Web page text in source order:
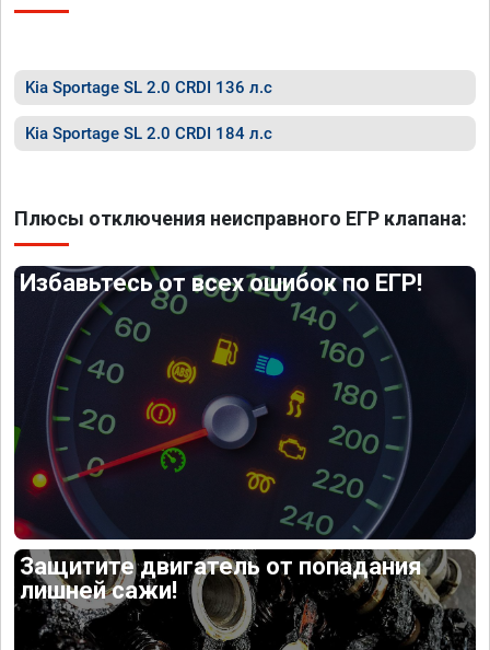
Kia Sportage SL 2.0 CRDI 136 л.с
Kia Sportage SL 2.0 CRDI 184 л.с
Плюсы отключения неисправного ЕГР клапана:
Избавьтесь от всех ошибок по ЕГР!
Защитите двигатель от попадания
лишней сажи!